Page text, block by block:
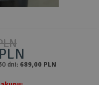
dni: 689,00 PLN